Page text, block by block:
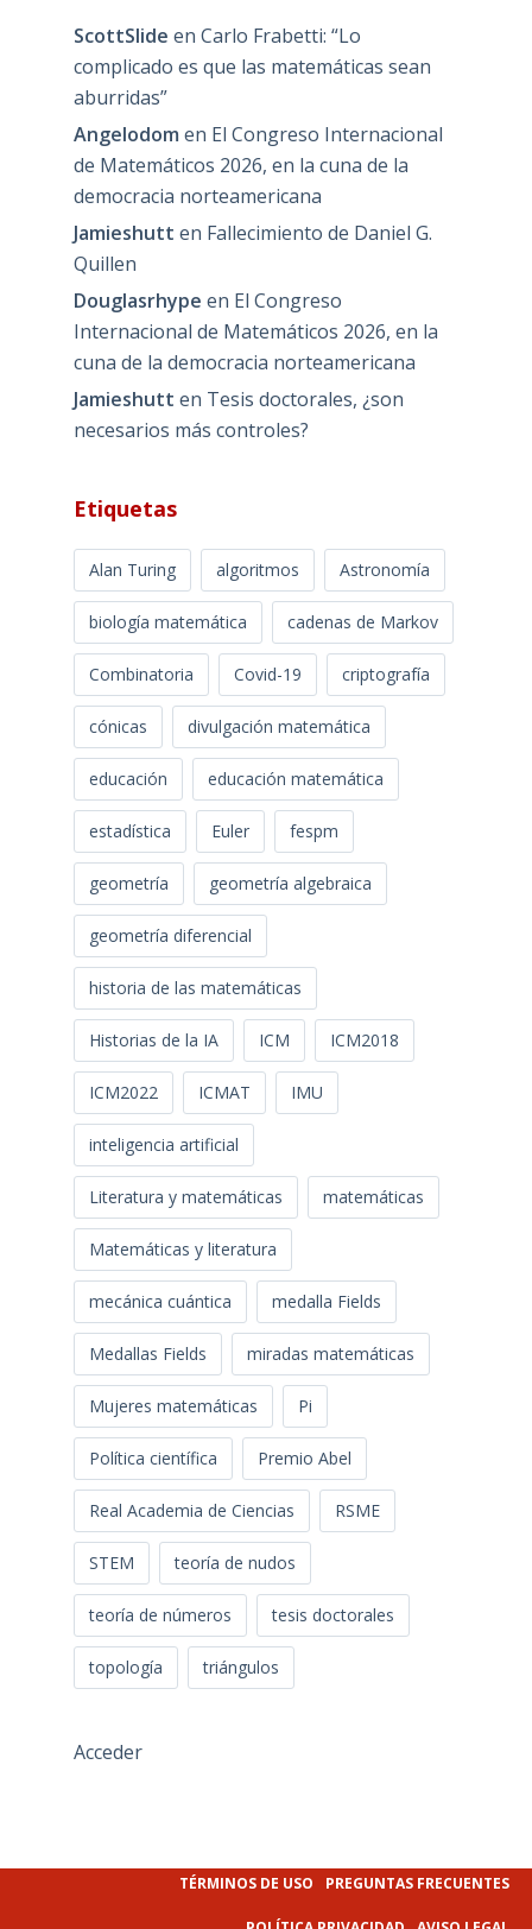
ScottSlide en Carlo Frabetti: “Lo
complicado es que las matemáticas sean
aburridas”
Angelodom en El Congreso Internacional
de Matemáticos 2026, en la cuna de la
democracia norteamericana
Jamieshutt en Fallecimiento de Daniel G.
Quillen
Douglasrhype en El Congreso
Internacional de Matemáticos 2026, en la
cuna de la democracia norteamericana
Jamieshutt en Tesis doctorales, ¿son
necesarios más controles?
Etiquetas
Alan Turing algoritmos Astronomía
biología matemática cadenas de Markov
Combinatoria Covid-19 criptografía
cónicas divulgación matemática
educación educación matemática
estadística Euler fespm
geometría geometría algebraica
geometría diferencial
historia de las matemáticas
Historias de la IA ICM ICM2018
ICM2022 ICMAT IMU
inteligencia artificial
Literatura y matemáticas matemáticas
Matemáticas y literatura
mecánica cuántica medalla Fields
Medallas Fields miradas matemáticas
Mujeres matemáticas Pi
Política científica Premio Abel
Real Academia de Ciencias RSME
STEM teoría de nudos
teoría de números tesis doctorales
topología triángulos
Acceder
TÉRMINOS DE USO PREGUNTAS FRECUENTES